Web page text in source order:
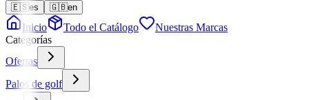
🇪🇸es 🇬🇧en
Inicio Todo el Catálogo
Nuestras Marcas
Categorías
Ofertas
Palos de golf